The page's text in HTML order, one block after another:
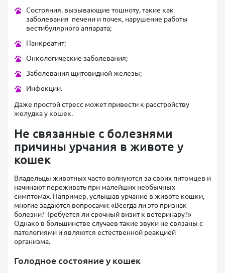
Состояния, вызывающие тошноту, такие как
заболевания печени и почек, нарушение работы
вестибулярного аппарата;
Панкреатит;
Онкологические заболевания;
Заболевания щитовидной железы;
Инфекции.
Даже простой стресс может привести к расстройству
желудка у кошек.
Не связанные с болезнями
причины урчания в животе у
кошек
Владельцы животных часто волнуются за своих питомцев и
начинают переживать при малейших необычных
симптомах. Например, услышав урчание в животе кошки,
многие задаются вопросами: «Всегда ли это признак
болезни? Требуется ли срочный визит к ветеринару?»
Однако в большинстве случаев такие звуки не связаны с
патологиями и являются естественной реакцией
организма.
Голодное состояние у кошек